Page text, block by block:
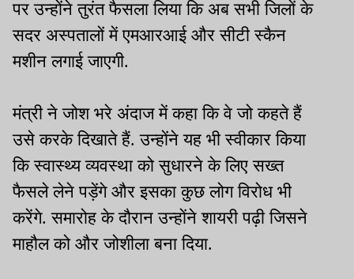
पर उन्होंने तुरंत फैसला लिया कि अब सभी जिलों के
सदर अस्पतालों में एमआरआई और सीटी स्कैन
मशीन लगाई जाएगी.
मंत्री ने जोश भरे अंदाज में कहा कि वे जो कहते हैं
उसे करके दिखाते हैं. उन्होंने यह भी स्वीकार किया
कि स्वास्थ्य व्यवस्था को सुधारने के लिए सख्त
फैसले लेने पड़ेंगे और इसका कुछ लोग विरोध भी
करेंगे. समारोह के दौरान उन्होंने शायरी पढ़ी जिसने
माहौल को और जोशीला बना दिया.